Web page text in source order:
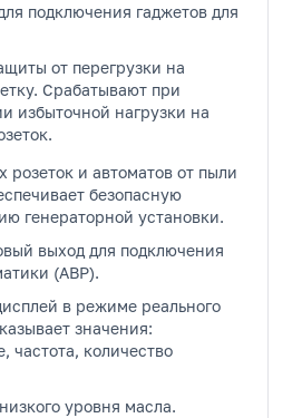
подключения гаджетов для
от перегрузки на
Срабатывают при
избыточной нагрузки на
розеток и автоматов от пыли
безопасную
генераторной установки.
выход для подключения
(АВР).
в режиме реального
значения:
частота, количество
уровня масла.